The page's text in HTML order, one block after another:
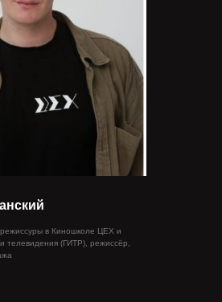
в Киношколе ЦЕХ и
телевидения (ГИТР), режиссёр,